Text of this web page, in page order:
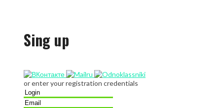
Sing up
or enter your registration credentials